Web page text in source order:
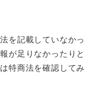
を記載していなかっ
が足りなかったりと
特商法を確認してみ